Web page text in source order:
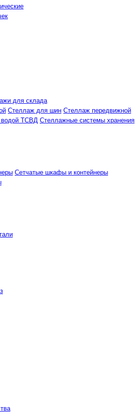
для склада
Стеллаж для шин Стеллаж передвижной
водой ТСВД Стеллажные системы хранения
Сетчатые шкафы и контейнеры